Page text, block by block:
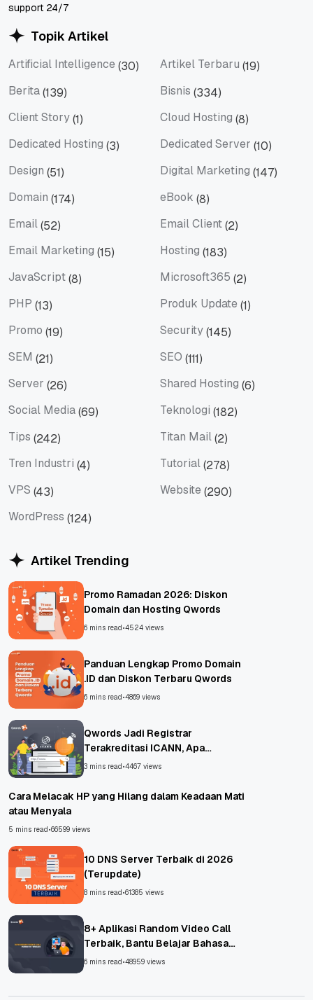
support 24/7
Topik Artikel
Artificial Intelligence (30) Artikel Terbaru (19)
Berita(139) Bisnis (334)
Client Story(1) Cloud Hosting (8)
Dedicated Hosting (3) Dedicated Server (10)
Design (51) Digital Marketing (147)
Domain (174) eBook (8)
Email(52) Email Client(2)
Email Marketing (15) Hosting (183)
JavaScript(8) Microsoft365 (2)
PHP (13) Produk Update (1)
Promo (19) Security(145)
SEM (21) SEO (111)
Server (26) Shared Hosting (6)
Social Media(69) Teknologi (182)
Tips (242) Titan Mail(2)
Tren Industri (4) Tutorial(278)
VPS (43) Website (290)
WordPress (124)
Artikel Trending
Promo Ramadan 2026: Diskon
Domain dan Hosting Qwords
6 mins read•4524 views
Panduan Lengkap Promo Domain
.ID dan Diskon Terbaru Qwords
6 mins read•4869 views
Qwords Jadi Registrar
Terakreditasi ICANN, Apa
Untungnya?
3 mins read•4467 views
Cara Melacak HP yang Hilang dalam Keadaan Mati
atau Menyala
5 mins read•66599 views
10 DNS Server Terbaik di 2026
(Terupdate)
8 mins read•61385 views
8+ Aplikasi Random Video Call
Terbaik, Bantu Belajar Bahasa
Asing!
6 mins read•48959 views